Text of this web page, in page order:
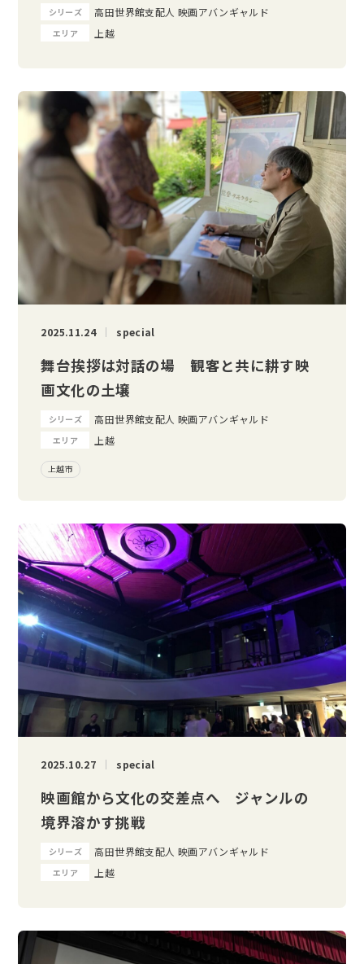
シリーズ 高田世界館支配人 映画アバンギャルド
エリア 上越
2025.11.24 special
舞台挨拶は対話の場 観客と共に耕す映
画文化の土壌
シリーズ 高田世界館支配人 映画アバンギャルド
エリア 上越
上越市
2025.10.27 special
映画館から文化の交差点へ ジャンルの
境界溶かす挑戦
シリーズ 高田世界館支配人 映画アバンギャルド
エリア 上越